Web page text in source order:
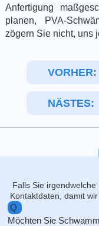
Anfertigung
planen, PVA-
zögern Sie nicht, uns
VORHER:
NÄSTES:
Falls Sie
Kontaktdaten, damit
Q
Möchten Sie